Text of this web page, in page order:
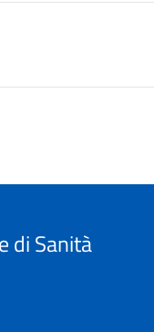
di Sanità